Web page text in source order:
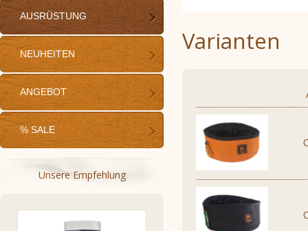
AUSRÜSTUNG
NEUHEITEN
ANGEBOT
% SALE
Unsere Empfehlung
Varianten